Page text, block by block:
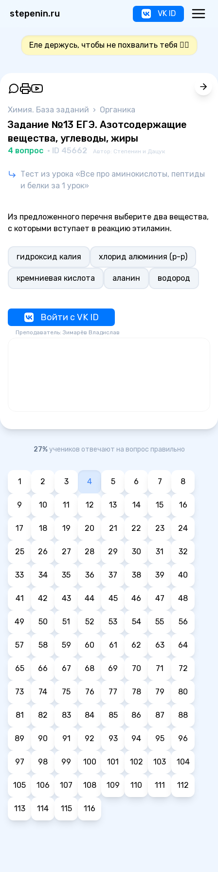
stepenin.ru VK ID
Еле держусь, чтобы не похвалить тебя 👍🏻
Химия. База заданий › Органика
Задание №13 ЕГЭ. Азотсодержащие
вещества, углеводы, жиры
4 вопрос · ID 45662 Автор: Степенин и Дацук
Тест из урока «Все про аминокислоты, пептиды
и белки за 1 урок»
Из предложенного перечня выберите два вещества,
с которыми вступает в реакцию этиламин.
гидроксид калия хлорид алюминия (р-р)
кремниевая кислота аланин водород
Войти с VK ID
Преподаватель: Зимарёв Владислав
27%учеников отвечают на вопрос правильно
1 2 3 4 5 6 7 8
9 10 11 12 13 14 15 16
17 18 19 20 21 22 23 24
25 26 27 28 29 30 31 32
33 34 35 36 37 38 39 40
41 42 43 44 45 46 47 48
49 50 51 52 53 54 55 56
57 58 59 60 61 62 63 64
65 66 67 68 69 70 71 72
73 74 75 76 77 78 79 80
81 82 83 84 85 86 87 88
89 90 91 92 93 94 95 96
97 98 99 100 101 102 103 104
105 106 107 108 109 110 111 112
113 114 115 116